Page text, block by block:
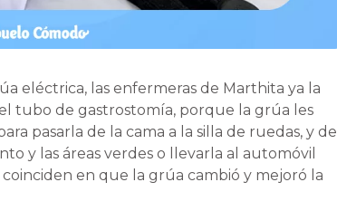
eléctrica, las enfermeras de Marthita ya la
tubo de gastrostomía, porque la grúa les
pasarla de la cama a la silla de ruedas, y de
y las áreas verdes o llevarla al automóvil
en que la grúa cambió y mejoró la